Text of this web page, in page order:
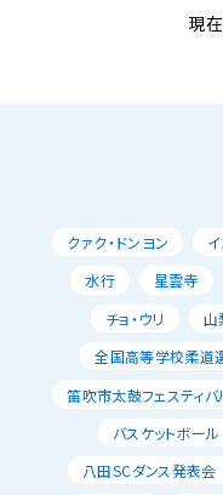
現
クァク・ドンヨン
水行
星雲寺
チョ・ウリ
山
全国高等学校柔道
笛吹市太鼓フェスティバ
バスケットボール
八田SCダンス発表会